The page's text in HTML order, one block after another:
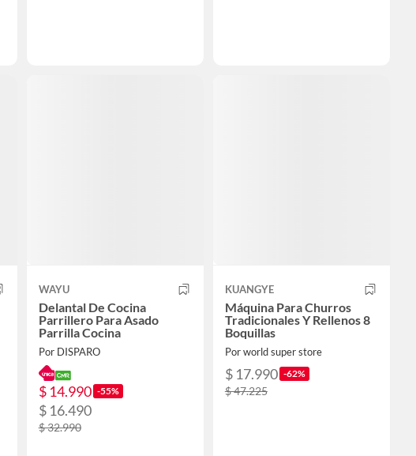
WAYU
Delantal De Cocina
Parrillero Para Asado
Parrilla Cocina
Por DISPARO
$ 14.990 -55%
$ 16.490
$ 32.990
KUANGYE
Máquina Para Churros
Tradicionales Y Rellenos 8
Boquillas
Por world super store
$ 17.990 -62%
$ 47.225